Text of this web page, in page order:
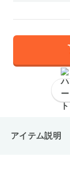
アイテム説明